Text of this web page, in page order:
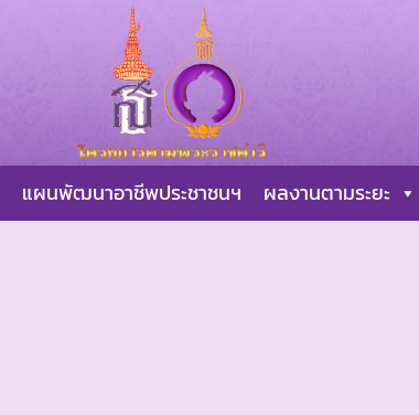
แผนพัฒนาอาชีพประชาชนฯ ผลงานตามระยะ